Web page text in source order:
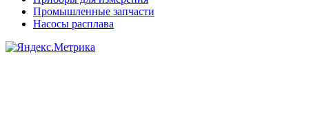
Промышленные запчасти
Насосы расплава